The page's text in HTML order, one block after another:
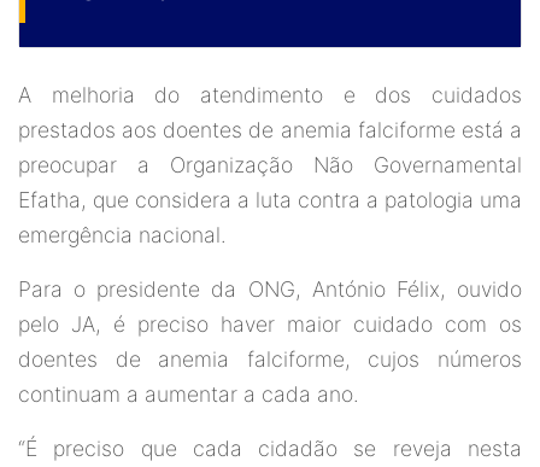
A melhoria do atendimento e dos cuidados
prestados aos doentes de anemia falciforme está a
preocupar a Organização Não Governamental
Efatha, que considera a luta contra a patologia uma
emergência nacional.
Para o presidente da ONG, António Félix, ouvido
pelo JA, é preciso haver maior cuidado com os
doentes de anemia falciforme, cujos números
continuam a aumentar a cada ano.
“É preciso que cada cidadão se reveja nesta